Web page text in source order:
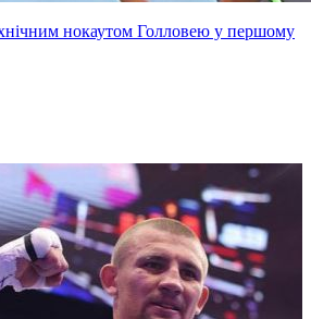
нокаутом Голловею у першому